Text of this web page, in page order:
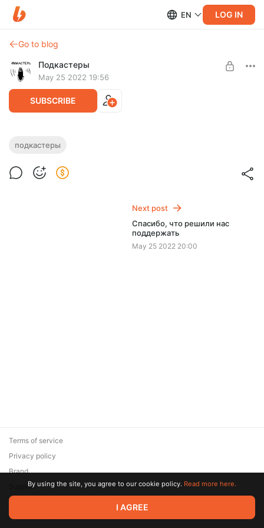
EN LOG IN
Go to blog
Подкастеры
May 25 2022 19:56
SUBSCRIBE
Видеоверсия будущего выпуска про
Видеоверсия будущего выпуска про подкастерские пульты
подкастеры
Next post
Спасибо, что решили нас
поддержать
May 25 2022 20:00
© 2026 Zaya Solutions Limited. All rights reserved. All trademarks
are the property of their respective owners.
Terms of service
Privacy policy
Brand
SupportBy using the site, you agree to our cookie policy. Read more here.
I AGREE